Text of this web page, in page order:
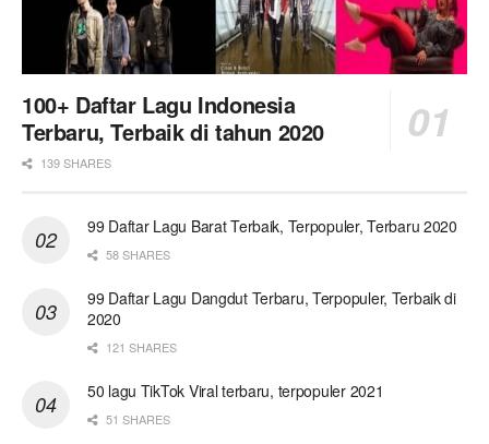
100+ Daftar Lagu Indonesia
Terbaru, Terbaik di tahun 2020
139 SHARES
99 Daftar Lagu Barat Terbaik, Terpopuler, Terbaru 2020
58 SHARES
99 Daftar Lagu Dangdut Terbaru, Terpopuler, Terbaik di
2020
121 SHARES
50 lagu TikTok Viral terbaru, terpopuler 2021
51 SHARES